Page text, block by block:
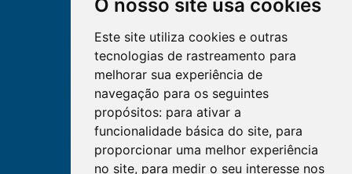
O nosso site usa cookies
Este site utiliza cookies e outras
tecnologias de rastreamento para
melhorar sua experiência de
navegação para os seguintes
propósitos: para ativar a
funcionalidade básica do site, para
proporcionar uma melhor experiência
no site, para medir o seu interesse nos